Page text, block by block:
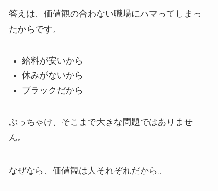
答えは、価値観の合わない職場にハマってしまっ
たからです。
給料が安いから
休みがないから
ブラックだから
ぶっちゃけ、そこまで大きな問題ではありませ
ん。
なぜなら、価値観は人それぞれだから。